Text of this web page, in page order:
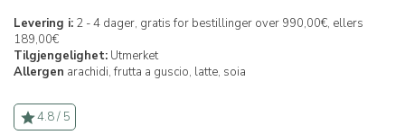
Levering i: 2 - 4 dager, gratis for bestillinger over 990,00€, ellers
189,00€
Tilgjengelighet: Utmerket
Allergen arachidi,frutta a guscio, latte, soia
4.8 / 5